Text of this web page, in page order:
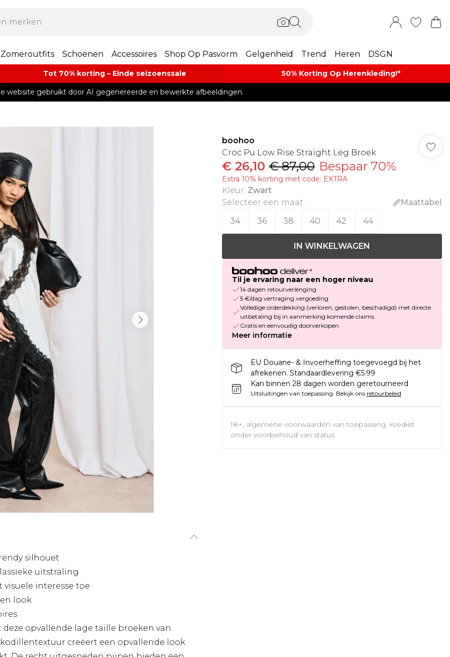
Zomeroutfits Schoenen Accessoires Shop Op Pasvorm Gelgenheid Trend Heren DSGN
Tot 70% korting – Einde seizoenssale 50% Korting Op Herenkleding​!*​
website gebruikt door AI gegenereerde en bewerkte afbeeldingen.
silhouet
uitstraling
interesse toe
look
opvallende lage taille broeken van
creëert een opvallende look
boohoo
Croc Pu Low Rise Straight Leg Broek
€ 26,10 € 87,00 Bespaar 70%
Extra 10% korting met code: EXTRA
Kleur: Zwart
Selecteer een maat:
Maattabel
34
36 38 40 42 44
IN WINKELWAGEN
Til je ervaring naar een hoger niveau
14 dagen retourverlenging
5 €/dag vertraging vergoeding
Volledige orderdekking (verloren, gestolen, beschadigd) met directe
uitbetaling bij in aanmerking komende claims
Gratis en eenvoudig doorverkopen
Meer informatie
EU Douane- & Invoerheffing toegevoegd bij het
afrekenen. Standaardlevering €5.99
Kan binnen 28 dagen worden geretourneerd
Uitsluitingen van toepassing. Bekijk ons retourbeleid
18+, algemene voorwaarden van toepassing. Krediet
onder voorbehoud van status